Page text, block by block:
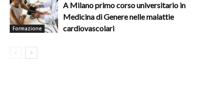
Formazione
A Milano primo corso universitario in
Medicina di Genere nelle malattie
cardiovascolari